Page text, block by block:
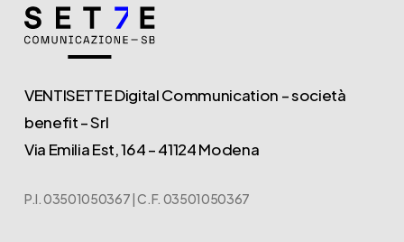
VENTISETTE Digital Communication – società
benefit – Srl
Via Emilia Est, 164 – 41124 Modena
P.I. 03501050367 | C.F. 03501050367